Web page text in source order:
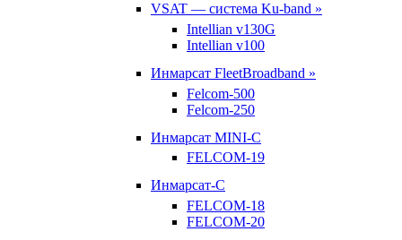
VSAT — система Ku-band »
Intellian v130G
Intellian v100
Инмарсат FleetBroadband »
Felcom-500
Felcom-250
Инмарсат MINI-C
FELCOM-19
Инмарсат-С
FELCOM-18
FELCOM-20